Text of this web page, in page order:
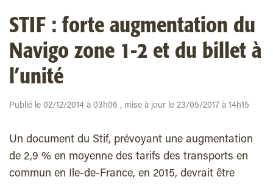
STIF : forte augmentation du
Navigo zone 1-2 et du billet à
l’unité
Publié le 02/12/2014 à 03h06 , mise à jour le 23/05/2017 à 14h15
Un document du Stif, prévoyant une augmentation
de 2,9 % en moyenne des tarifs des transports en
commun en Ile-de-France, en 2015, devrait être